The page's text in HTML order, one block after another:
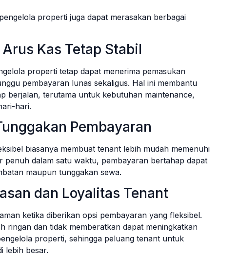
properti juga dapat merasakan berbagai
Kas Tetap Stabil
properti tetap dapat menerima pemasukan
pembayaran lunas sekaligus. Hal ini membantu
berjalan, terutama untuk kebutuhan maintenance,
hari.
Pembayaran
biasanya membuat tenant lebih mudah memenuhi
penuh dalam satu waktu, pembayaran bertahap dapat
maupun tunggakan sewa.
dan Loyalitas Tenant
ketika diberikan opsi pembayaran yang fleksibel.
ringan dan tidak memberatkan dapat meningkatkan
properti, sehingga peluang tenant untuk
lebih besar.